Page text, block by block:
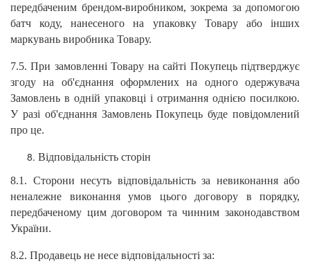
передбаченим брендом-виробником, зокрема за допомогою
батч коду, нанесеного на упаковку Товару або інших
маркувань виробника Товару.
7.5. При замовленні Товару на сайті Покупець підтверджує
згоду на об'єднання оформлених на одного одержувача
Замовлень в одній упаковці і отримання однією посилкою.
У разі об'єднання Замовлень Покупець буде повідомлений
про це.
Відповідальність сторін
8.1. Сторони несуть відповідальність за невиконання або
неналежне виконання умов цього договору в порядку,
передбаченому цим договором та чинним законодавством
України.
8.2. Продавець не несе відповідальності за: